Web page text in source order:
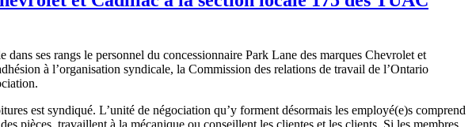
ses rangs le personnel du concessionnaire Park Lane des marques Chevrolet et
à l’organisation syndicale, la Commission des relations de travail de l’Ontario
est syndiqué. L’unité de négociation qu’y forment désormais les employé(e)s comprend
pièces, travaillent à la mécanique ou conseillent les clientes et les clients. Si les membres